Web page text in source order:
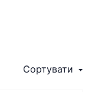
Сортувати